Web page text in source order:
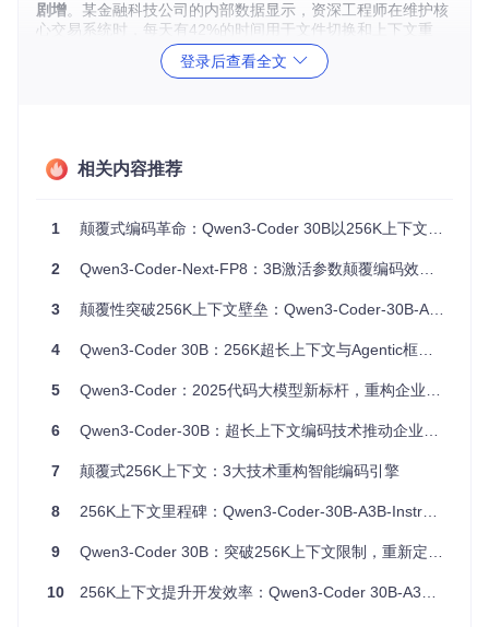
剧增。某金融科技公司的内部数据显示，资深工程师在维护核
心交易系统时，每天有42%的时间用于文件切换和上下文重
建，而非实际编码。
DE、API文档、测试工具间频繁切换，平均每次上下文切换消
耗8分钟。这种断裂式工作流导致
创新方案：全景式上下文理解技术
Qwen3-Coder 30B通过原生256K tokens上下文窗口（约50万
改进的Yarn上下文扩展算法，可同时处理整个微服务架构的代
技企业试点显示，采用该技术后，跨模块bug定位时间从平均
实践贴士
首次使用时建议从单模块代码库开始尝试，逐步扩展至完
irrors/Qwen/Qwen3-Coder-30B-A3B-Instruct
效果。
突破路径：人机协同开发的四大核心能力
智能代理编码：从被动辅助到主动规划
登录后查看全文
相关内容推荐
1 颠覆式编码革命：Qwen3-Coder 30B以256K上下文实现开发效率10倍跃升
2 Qwen3-Coder-Next-FP8：3B激活参数颠覆编码效率，重新定义AI编程范式
3 颠覆性突破256K上下文壁垒：Qwen3-Coder-30B-A3B-Instruct-FP8重构智能编码工作流
4 Qwen3-Coder 30B：256K超长上下文与Agentic框架重塑企业级智能编码
5 Qwen3-Coder：2025代码大模型新标杆，重构企业开发效率
6 Qwen3-Coder-30B：超长上下文编码技术推动企业级开发效率革新
7 颠覆式256K上下文：3大技术重构智能编码引擎
8 256K上下文里程碑：Qwen3-Coder-30B-A3B-Instruct-FP8如何革新企业级编码范式
9 Qwen3-Coder 30B：突破256K上下文限制，重新定义智能编码范式
10 256K上下文提升开发效率：Qwen3-Coder 30B-A3B-Instruct-FP8的智能编码创新